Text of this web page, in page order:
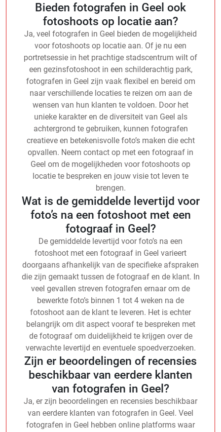
Bieden fotografen in Geel ook
fotoshoots op locatie aan?
Ja, veel fotografen in Geel bieden de mogelijkheid
voor fotoshoots op locatie aan. Of je nu een
portretsessie in het prachtige stadscentrum wilt of
een gezinsfotoshoot in een schilderachtig park,
fotografen in Geel zijn vaak flexibel en bereid om
naar verschillende locaties te reizen om aan de
wensen van hun klanten te voldoen. Door het
unieke karakter en de diversiteit van Geel als
achtergrond te gebruiken, kunnen fotografen
creatieve en betekenisvolle foto’s maken die echt
opvallen. Neem contact op met een fotograaf in
Geel om de mogelijkheden voor fotoshoots op
locatie te bespreken en jouw visie tot leven te
brengen.
Wat is de gemiddelde levertijd voor
foto’s na een fotoshoot met een
fotograaf in Geel?
De gemiddelde levertijd voor foto’s na een
fotoshoot met een fotograaf in Geel varieert
doorgaans afhankelijk van de specifieke afspraken
die zijn gemaakt tussen de fotograaf en de klant. In
veel gevallen streven fotografen ernaar om de
bewerkte foto’s binnen 1 tot 4 weken na de
fotoshoot aan de klant te leveren. Het is echter
belangrijk om dit aspect vooraf te bespreken met
de fotograaf om duidelijkheid te krijgen over de
verwachte levertijd en eventuele spoedverzoeken.
Zijn er beoordelingen of recensies
beschikbaar van eerdere klanten
van fotografen in Geel?
Ja, er zijn beoordelingen en recensies beschikbaar
van eerdere klanten van fotografen in Geel. Veel
fotografen in Geel hebben online platforms waar